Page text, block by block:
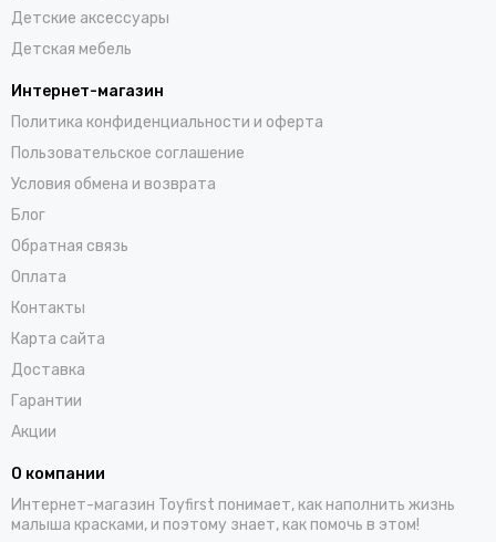
Детские аксессуары
Детская мебель
Интернет-магазин
Политика конфиденциальности и оферта
Пользовательское соглашение
Условия обмена и возврата
Блог
Обратная связь
Оплата
Контакты
Карта сайта
Доставка
Гарантии
Акции
О компании
Интернет-магазин Toyfirst понимает, как наполнить жизнь
малыша красками, и поэтому знает, как помочь в этом!